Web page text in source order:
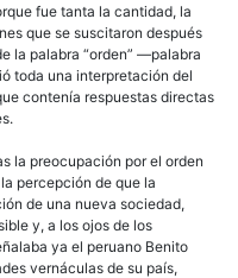
fue tanta la cantidad, la
que se suscitaron después
la palabra “orden” —palabra
toda una interpretación del
contenía respuestas directas
la preocupación por el orden
percepción de que la
de una nueva sociedad,
y, a los ojos de los
ya el peruano Benito
vernáculas de su país,